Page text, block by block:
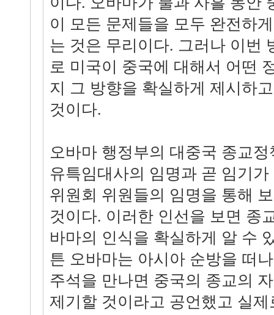
이 모든 문제들을 모두 완전하
는 것은 무리이다. 그러나 이번
로 미국이 중국에 대해서 어떤
지 그 방향을 확실하게 제시하
것이다.
오바마 행정부의 대중국 종교
유특임대사의 임명과 곧 임기
위원회 위원들의 임명을 통해
것이다. 이러한 인선을 보면 종
바마의 인식을 확실하게 알 수
튼 오바마는 아시아 순방을 떠
주석을 만나면 중국의 종교의
제기할 것이라고 공언했고 실